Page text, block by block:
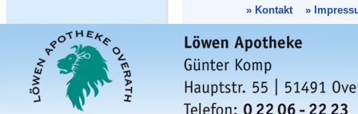
» Kontakt»